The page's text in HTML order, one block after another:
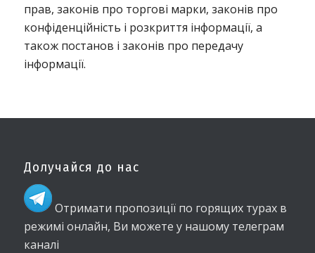
прав, законів про торгові марки, законів про
конфіденційність і розкриття інформації, а
також постанов і законів про передачу
інформації.
Долучайся до нас
Отримати пропозиції по горящих турах в
режимі онлайн, Ви можете у нашому телеграм
каналі